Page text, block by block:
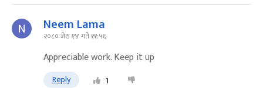
Neem Lama
२०८० जेठ १४ गते ११:५६
Appreciable work. Keep it up
Reply 1